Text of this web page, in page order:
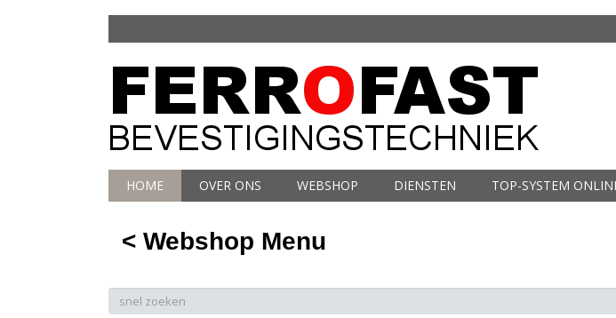
HOME OVER ONS WEBSHOP DIENSTEN TOP-SYSTEM
< Webshop Menu